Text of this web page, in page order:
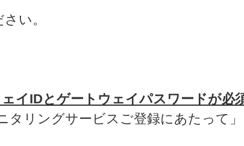
い。
イIDとゲートウェイパスワードが必
タリングサービスご登録にあたって